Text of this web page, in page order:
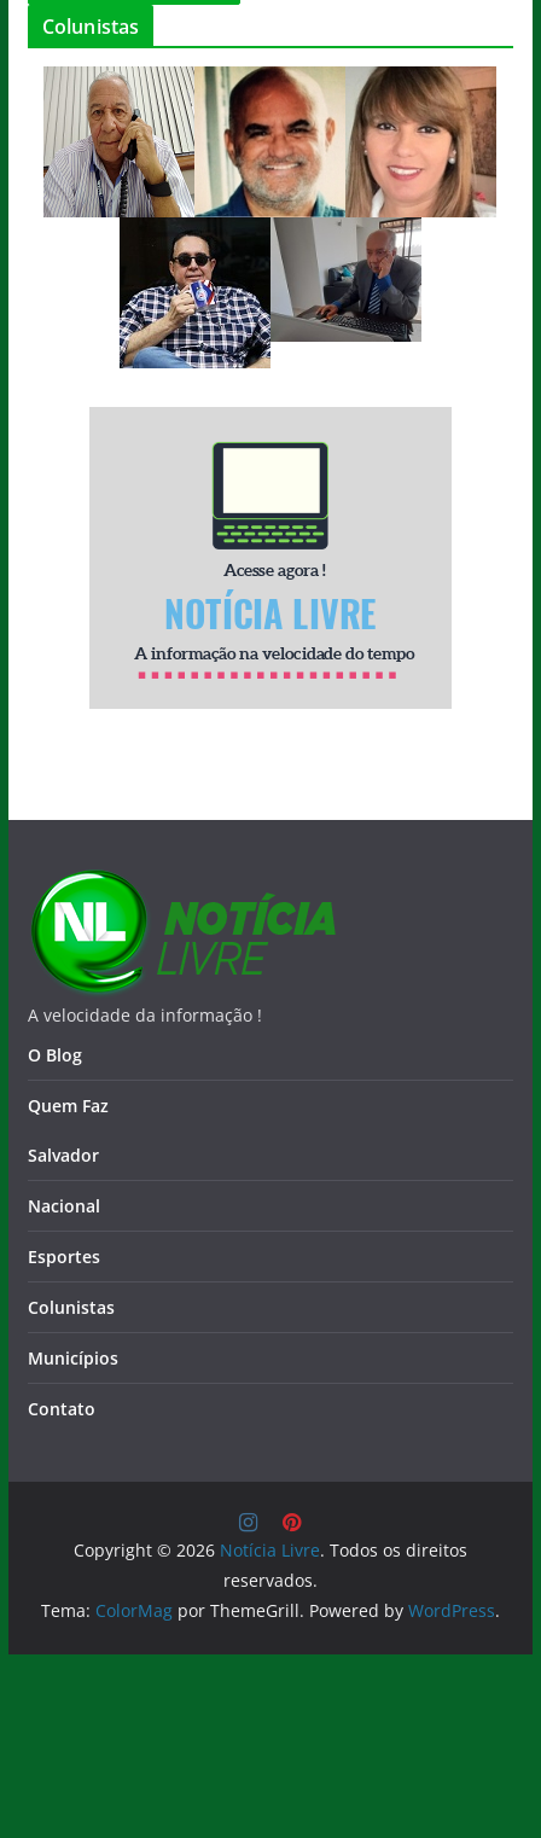
Colunistas
A velocidade da informação !
O Blog
Quem Faz
Salvador
Nacional
Esportes
Colunistas
Municípios
Contato
Copyright © 2026 Notícia Livre. Todos os direitos
reservados.
Tema: ColorMagpor ThemeGrill. Powered by WordPress.